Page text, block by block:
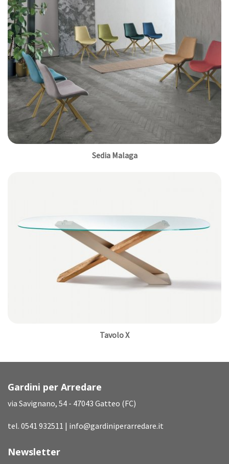
Sedia Malaga
Tavolo X
Gardini per Arredare
via Savignano, 54 - 47043 Gatteo (FC)
tel. 0541 932511 | info@gardiniperarredare.it
Newsletter